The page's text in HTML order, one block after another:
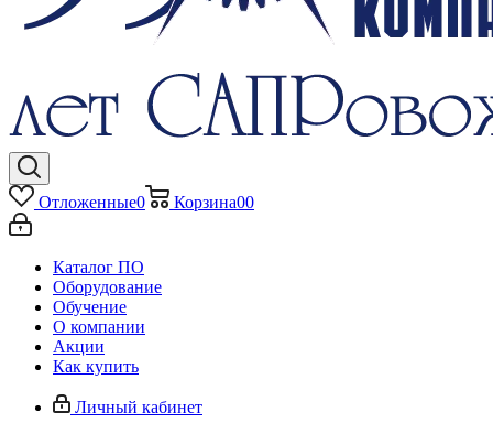
Отложенные0 Корзина00
Каталог ПО
Оборудование
Обучение
О компании
Акции
Как купить
Личный кабинет